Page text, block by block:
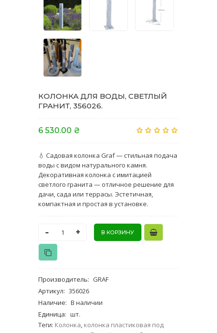
КОЛОНКА ДЛЯ ВОДЫ, СВЕТЛЫЙ
ГРАНИТ, 356026.
6 530.00 ₴
💧 Садовая колонка Graf — стильная подача
воды с видом натурального камня.
Декоративная колонка с имитацией
светлого гранита — отличное решение для
дачи, сада или террасы. Эстетичная,
компактная и простая в установке.
- +
Производитель: GRAF
Артикул: 356026
Наличие: В наличии
Единица: шт.
Теги: Колонка, колонка пластиковая под